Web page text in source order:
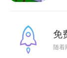
免
随